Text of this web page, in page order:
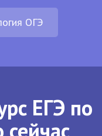
ОГЭ
ЕГЭ по